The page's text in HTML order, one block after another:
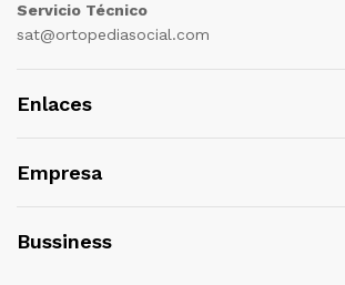
Servicio Técnico
sat@ortopediasocial.com
Enlaces
Empresa
Bussiness